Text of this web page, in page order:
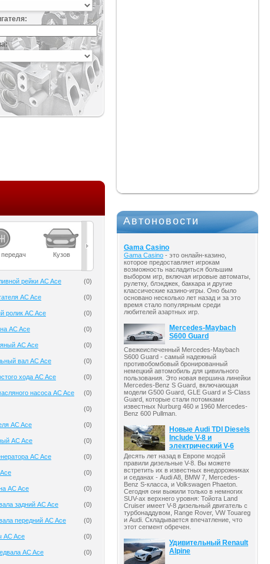
передач Кузов Масла Мост
рейки AC Ace (0)
AC Ace (0)
ролик AC Ace (0)
AC Ace (0)
AC Ace (0)
вал AC Ace (0)
хода AC Ace (0)
насоса AC Ace (0)
(0)
AC Ace (0)
AC Ace (0)
AC Ace (0)
(0)
AC Ace (0)
задний AC Ace (0)
передний AC Ace (0)
AC Ace (0)
AC Ace (0)
Автоновости
Gama Casino
Gama Casino - это онлайн-казино,
которое предоставляет игрокам
возможность насладиться большим
выбором игр, включая игровые автоматы,
рулетку, блэкджек, баккара и другие
классические казино-игры. Оно было
основано несколько лет назад и за это
время стало популярным среди
любителей азартных игр.
Mercedes-Maybach
S600 Guard
Свежеиспеченный Mercedes-Maybach
S600 Guard - самый надежный
противобомбовый бронированный
немецкий автомобиль для цивильного
пользования. Это новая вершина линейки
Mercedes-Benz S Guard, включающая
модели G500 Guard, GLE Guard и S-Class
Guard, которые стали потомками
известных Nurburg 460 и 1960 Mercedes-
Benz 600 Pullman.
Новые Audi TDI Diesels
Include V-8 и
электрический V-6
Десять лет назад в Европе модой
правили дизельные V-8. Вы можете
встретить их в известных внедорожниках
и седанах - Audi A8, BMW 7, Mercedes-
Benz S-класса, и Volkswagen Phaeton.
Сегодня они выжили только в немногих
SUV-ах верхнего уровня: Тойота Land
Cruiser имеет V-8 дизельный двигатель с
турбонаддувом, Range Rover, VW Touareg
и Audi. Складывается впечатление, что
этот сегмент обречен.
Удивительный Renault
Alpine